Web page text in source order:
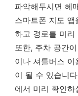
파악해두시면 헤
스마트폰 지도 앱
하고 경로를 미리
또한, 주차 공간
이나 셔틀버스
이 될 수 있습니
에서 미리 확인